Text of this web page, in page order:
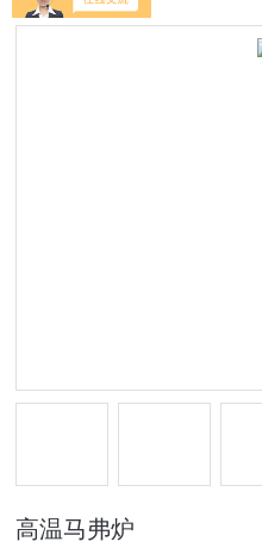
高温马弗炉